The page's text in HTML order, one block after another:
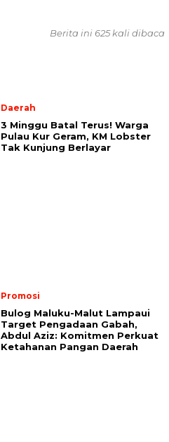
Berita ini 625 kali dibaca
Daerah
3 Minggu Batal Terus! Warga
Pulau Kur Geram, KM Lobster
Tak Kunjung Berlayar
Promosi
Bulog Maluku-Malut Lampaui
Target Pengadaan Gabah,
Abdul Aziz: Komitmen Perkuat
Ketahanan Pangan Daerah